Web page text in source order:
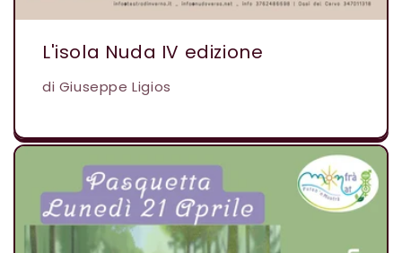
L'isola Nuda IV edizione
di Giuseppe Ligios